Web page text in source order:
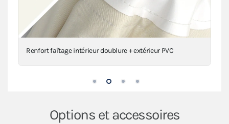
Renfort faîtage intérieur doublure + extérieur PVC
Options et accessoires